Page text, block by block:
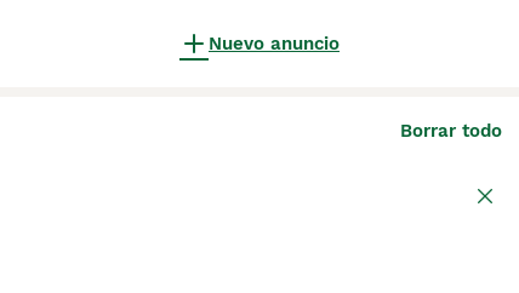
Nuevo anuncio
Borrar todo